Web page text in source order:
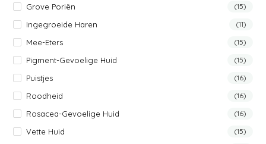
Grove Poriën (15)
Ingegroeide Haren (11)
Mee-Eters (15)
Pigment-Gevoelige Huid (15)
Puistjes (16)
Roodheid (16)
Rosacea-Gevoelige Huid (16)
Vette Huid (15)